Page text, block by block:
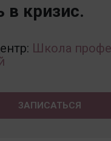
кризис.
Школа
ЗАПИСАТЬСЯ